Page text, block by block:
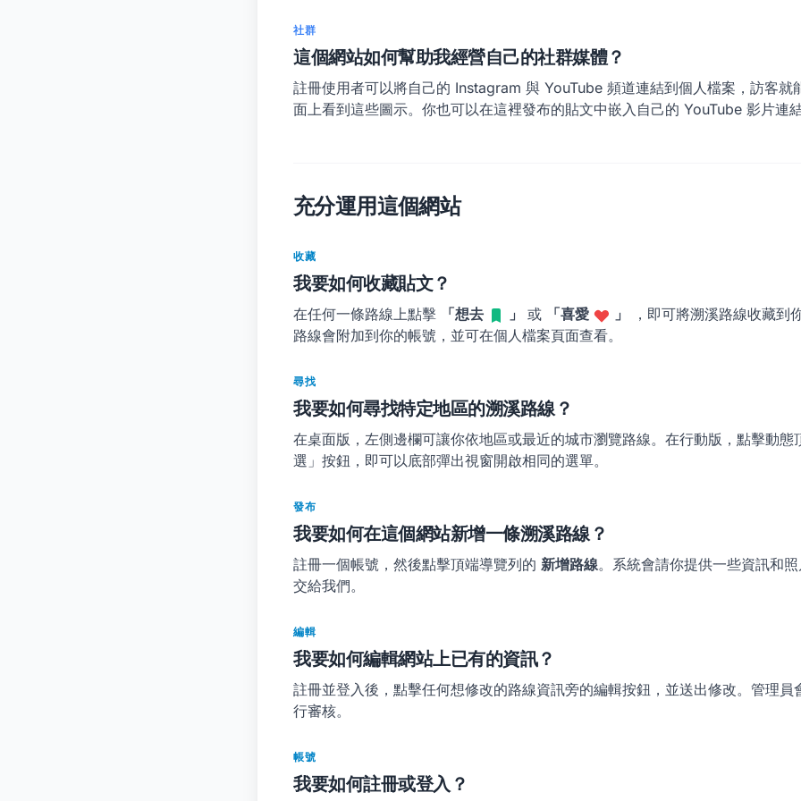
社群
這個網站如何幫助我經營自己的社群媒體？
註冊使用者可以將自己的 Instagram 與 YouTube 頻道連結到個人檔案，訪客就
面上看到這些圖示。你也可以在這裡發布的貼文中嵌入自己的 YouTube 影片連
充分運用這個網站
收藏
我要如何收藏貼文？
在任何一條路線上點擊 「想去 」 或 「喜愛 」
，即可將溯溪路線收藏到
路線會附加到你的帳號，並可在個人檔案頁面查看。
尋找
我要如何尋找特定地區的溯溪路線？
在桌面版，左側邊欄可讓你依地區或最近的城市瀏覽路線。在行動版，點擊動態
選」按鈕，即可以底部彈出視窗開啟相同的選單。
發布
我要如何在這個網站新增一條溯溪路線？
註冊一個帳號，然後點擊頂端導覽列的 新增路線。系統會請你提供一些資訊和
交給我們。
編輯
我要如何編輯網站上已有的資訊？
註冊並登入後，點擊任何想修改的路線資訊旁的編輯按鈕，並送出修改。管理員
行審核。
帳號
我要如何註冊或登入？